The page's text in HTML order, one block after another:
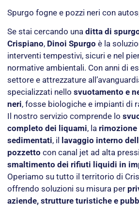
Spurgo fogne e pozzi neri con
Se stai cercando una ditta di
Crispiano, Dinoi Spurgo è la
interventi tempestivi, sicuri e nel
normative ambientali. Con anni di
settore e attrezzature
specializzati nello svuotamento e
neri, fosse biologiche e impianti di
Il nostro servizio comprende lo
completo dei liquami, la rimozione
sedimentati, il
lavaggio interno
pozzetto con canal jet ad alta
smaltimento dei rifiuti liquidi in
Operiamo su tutto il territorio di
offrendo soluzioni su misura per
aziende, strutture turistiche e